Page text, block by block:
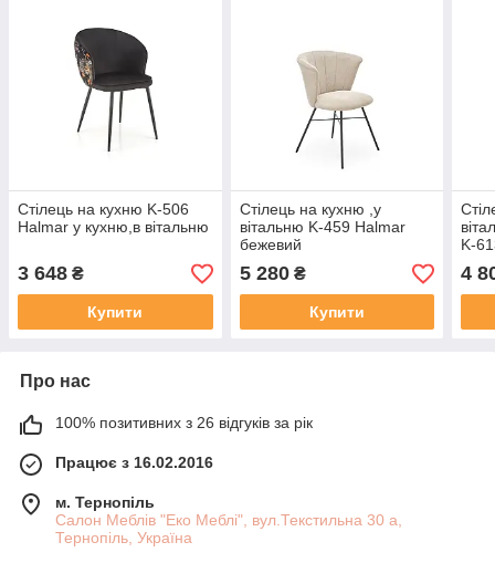
Стілець на кухню K-506
Halmar у кухню,в вітальню
3 648 ₴
Купити
Стілець на кухню ,у
вітальню K-459 Halmar
бежевий
5 280₴
Купити
K-
4
Про нас
100% позитивних з 26 відгуків за рік
Працює з 16.02.2016
м. Тернопіль
Салон Меблів "Еко Меблі", вул.Текстильна 30 а,
Тернопіль, Україна